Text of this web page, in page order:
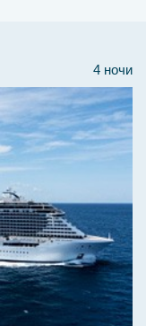
4 ночи